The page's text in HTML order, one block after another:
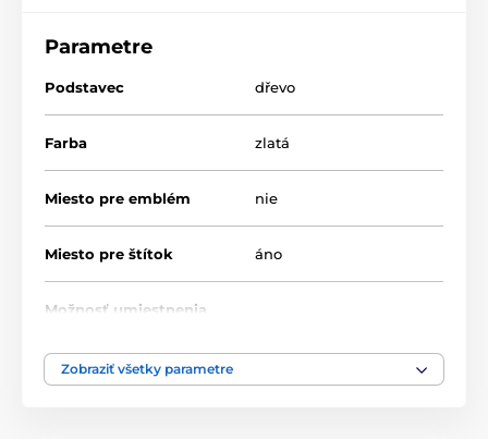
Parametre
Podstavec dřevo
Farba zlatá
Miesto pre emblém nie
Miesto pre štítok áno
Možnosť umiestnenia
Výška cm 44-46,5-48
Zobraziť všetky parametre